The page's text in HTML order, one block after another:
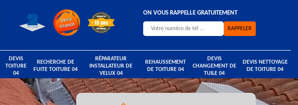
ON VOUS RAPPELLE GRATUITEMENT
DEVIS
TOITURE
04
RECHERCHE DE
FUITE TOITURE 04
RÉPARATEUR
INSTALLATEUR DE
VELUX 04
REHAUSSEMENT
DE TOITURE 04
DEVIS
CHANGEMENT DE
TUILE 04
DEVIS NETTOYAGE
DE TOITURE 04